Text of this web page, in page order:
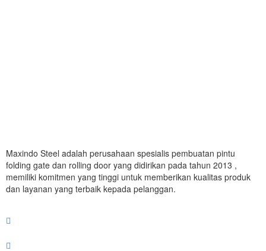
Maxindo Steel adalah perusahaan spesialis pembuatan pintu
folding gate dan rolling door yang didirikan pada tahun 2013 ,
memiliki komitmen yang tinggi untuk memberikan kualitas produk
dan layanan yang terbaik kepada pelanggan.